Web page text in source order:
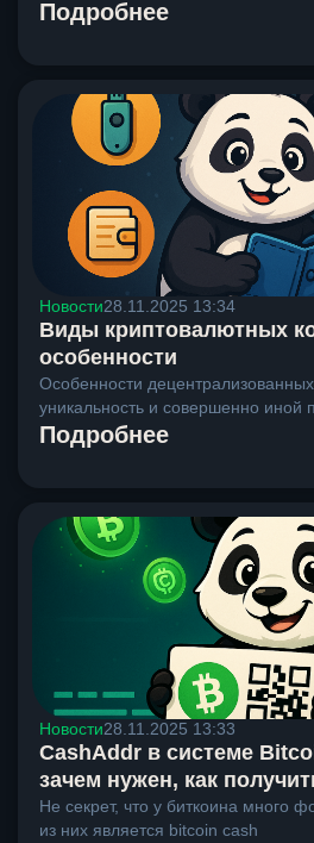
Подробнее
Новости28.11.2025 13:34
Виды криптовалютных
особенности
Особенности
уникальность и совершенно иной
Подробнее
Новости28.11.2025 13:33
CashAddr в системе
зачем нужен, как
Не секрет, что у биткоина много
из них является bitcoin cash